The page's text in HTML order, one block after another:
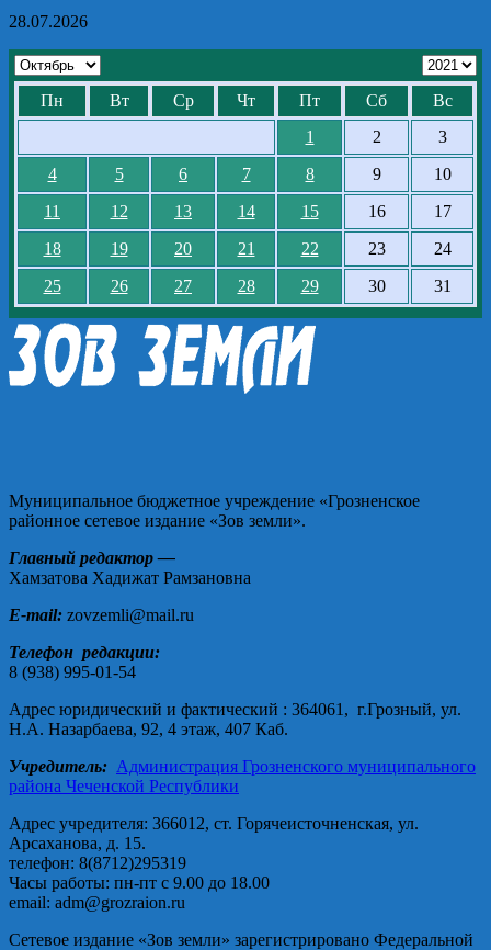
28.07.2026
Пн Вт Ср Чт Пт Сб
Вс
1
2
3
4
5 6 7 8 9
10
11
12 13 14 15 16
17
18
19 20 21 22 23
24
25
26 27 28 29 30 31
Муниципальное бюджетное учреждение «Грозненское
районное сетевое издание «Зов земли».
Главный редактор —
Хамзатова Хадижат Рамзановна
E-mail: zovzemli@mail.ru
Телефон редакции:
8 (938) 995-01-54
Адрес юридический и фактический : 364061, г.Грозный, ул.
Н.А. Назарбаева, 92, 4 этаж, 407 Каб.
Учредитель: Администрация Грозненского муниципального
района Чеченской Республики
Адрес учредителя: 366012, ст. Горячеисточненская, ул.
Арсаханова, д. 15.
телефон: 8(8712)295319
Часы работы: пн-пт с 9.00 до 18.00
email: adm@grozraion.ru
Сетевое издание «Зов земли» зарегистрировано Федеральной